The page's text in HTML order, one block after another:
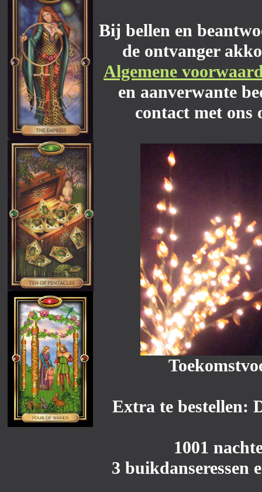
Bij bellen en
de ontvanger
Algemene
en aanverwante
contact met ons
Extra te bestellen:
1001
3 buikdanseressen